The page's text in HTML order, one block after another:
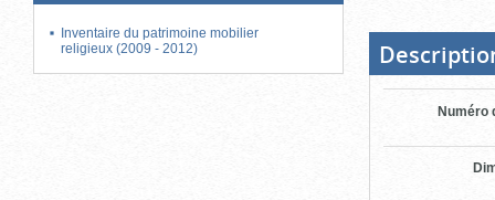
Inventaire du patrimoine mobilier
religieux (2009 - 2012)
bloc
d'onglets
Numéro